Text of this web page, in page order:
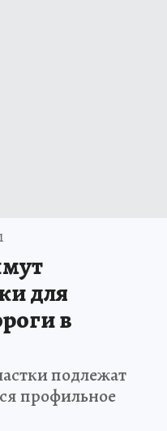
для
в
подлежат
профильное